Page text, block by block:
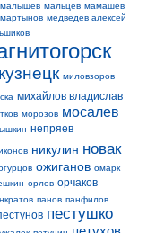
малышев мальцев мамашев
мартынов медведев алексей
миловзоров
михайлов владислав
морозов мосалев
непряев
никулин новак
ожиганов омарк
орлов орчаков
панов панфилов
пестушко